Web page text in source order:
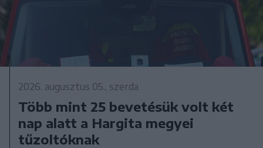
2026. augusztus 05., szerda
Több mint 25 bevetésük volt két
nap alatt a Hargita megyei
tűzoltóknak